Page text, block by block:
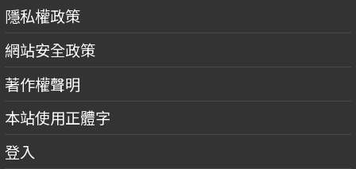
隱私權政策
網站安全政策
著作權聲明
本站使用正體字
登入